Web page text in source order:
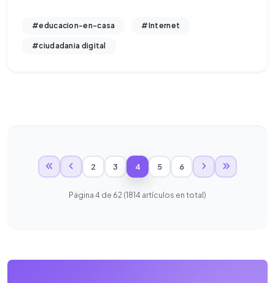
#educacion-en-casa #Internet
#ciudadania digital
2 3 4 5 6
Página 4 de 62 (1814 artículos en total)